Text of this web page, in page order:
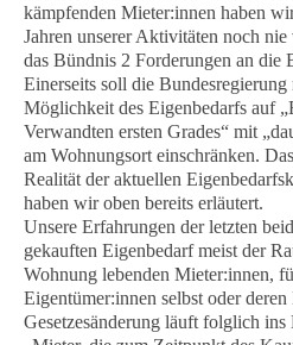
kämpfenden Mieter:innen haben
Jahren unserer Aktivitäten noch
das Bündnis 2 Forderungen an die
Einerseits soll die
Möglichkeit des Eigenbedarfs auf
Verwandten ersten Grades“ mit
am Wohnungsort einschränken.
Realität der aktuellen
haben wir oben bereits erläutert.
Unsere Erfahrungen der letzten
gekauften Eigenbedarf meist der
Wohnung lebenden Mieter:innen,
Eigentümer:innen selbst oder
Gesetzesänderung läuft folglich ins